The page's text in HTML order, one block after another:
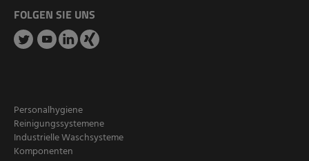
FOLGEN SIE UNS
Personalhygiene
Reinigungssystemene
Industrielle Waschsysteme
Komponenten